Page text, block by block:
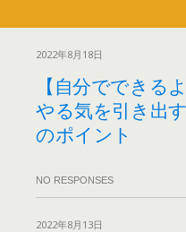
2022年8月18日
【自分でできる
やる気を引き出
のポイント
NO RESPONSES
2022年8月13日